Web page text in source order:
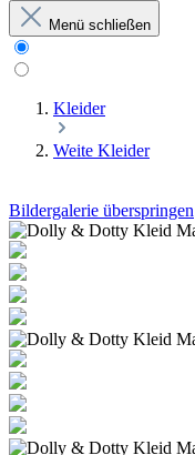
Menü schließen
Kleider
Weite Kleider
Bildergalerie überspringen